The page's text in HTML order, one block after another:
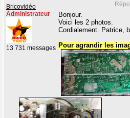
Bricovidéo
Administrateur
13 731 messages
Bonjour.
Voici les 2 photos.
Cordialement. Patrice,
Pour agrandir les